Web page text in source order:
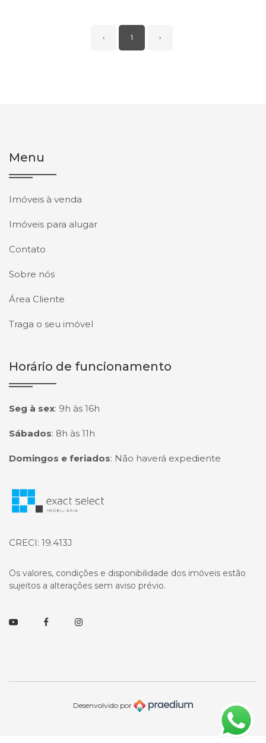
‹ 1 ›
Menu
Imóveis à venda
Imóveis para alugar
Contato
Sobre nós
Área Cliente
Traga o seu imóvel
Horário de funcionamento
Seg à sex: 9h às 16h
Sábados: 8h às 11h
Domingos e feriados: Não haverá expediente
Página inicial
CRECI: 19.413J
Os valores, condições e disponibilidade dos imóveis estão
sujeitos a alterações sem aviso prévio.
YoutubeFacebookInstagram
Desenvolvido por